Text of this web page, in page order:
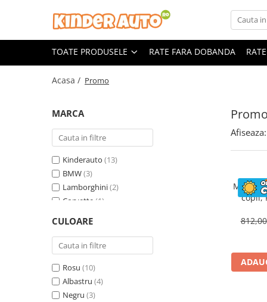
Toate Produsele
Produse in stoc
Masinute electrice
ATV & UTV Electrice
Vehicule electrice adulti
Vehicule speciale copii
Motociclete Drift-Trike
Masinute electrice Mercedes
Masinute electrice tip SUV
Piese & Accesorii
Jucarii RC cu telecomanda
TOATE PRODUSELE RATE FARA DOBANDA
Acasa / Promo
Promo
MARCA
Kinderauto (13)
BMW(3)
Lamborghini(2)
Corvette (1)
Mercedes
CULOARE
Rosu (10)
Albastru (4)
Negru (3)
Afiseaza:
copii,